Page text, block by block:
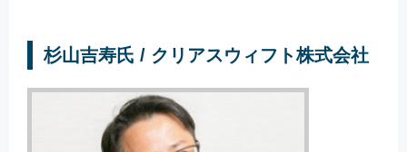
杉山吉寿氏 / クリアスウィフト株式会社